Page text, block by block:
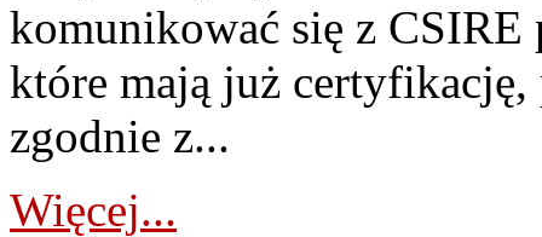
komunikować się z
które mają już
zgodnie z...
Więcej...